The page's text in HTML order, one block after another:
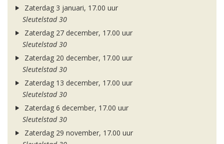
Zaterdag 3 januari, 17.00 uur
Sleutelstad 30
Zaterdag 27 december, 17.00 uur
Sleutelstad 30
Zaterdag 20 december, 17.00 uur
Sleutelstad 30
Zaterdag 13 december, 17.00 uur
Sleutelstad 30
Zaterdag 6 december, 17.00 uur
Sleutelstad 30
Zaterdag 29 november, 17.00 uur